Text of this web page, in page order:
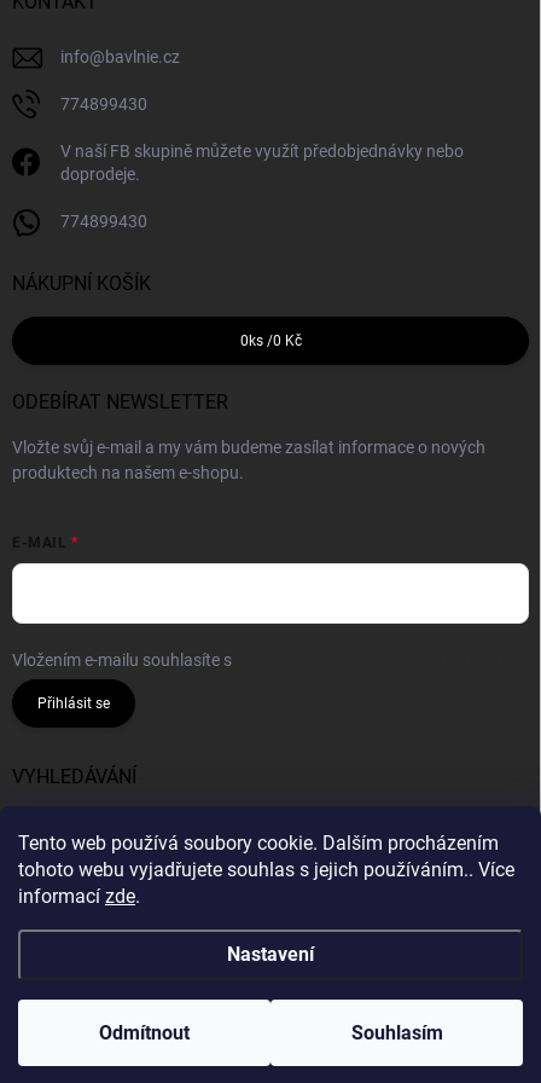
Tento web používá soubory cookie. Dalším procházením
tohoto webu vyjadřujete souhlas s jejich používáním.. Více
informací zde.
Nastavení
Odmítnout Souhlasím
info@bavlnie.cz
774899430
V naší FB skupině můžete využít předobjednávky nebo
doprodeje.
774899430
NÁKUPNÍ KOŠÍK
0 ks /0 Kč
ODEBÍRAT NEWSLETTER
Vložte svůj e-mail a my vám budeme zasílat informace o nových
produktech na našem e-shopu.
E-MAIL
Vložením e-mailu souhlasíte s
Přihlásit se
VYHLEDÁVÁNÍ
Hledat
Vytvořil Shoptet
Bavlnie. Všechna práva vyhrazena.
Odstoupit od smlouvy